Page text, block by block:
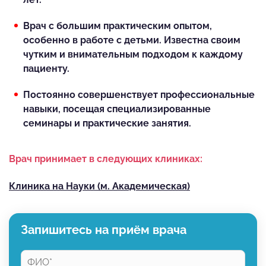
Врач с большим практическим опытом,
особенно в работе с детьми. Известна своим
чутким и внимательным подходом к каждому
пациенту.
Постоянно совершенствует профессиональные
навыки, посещая специализированные
семинары и практические занятия.
Врач принимает в следующих клиниках:
Клиника на Науки (м. Академическая)
Запишитесь на приём врача